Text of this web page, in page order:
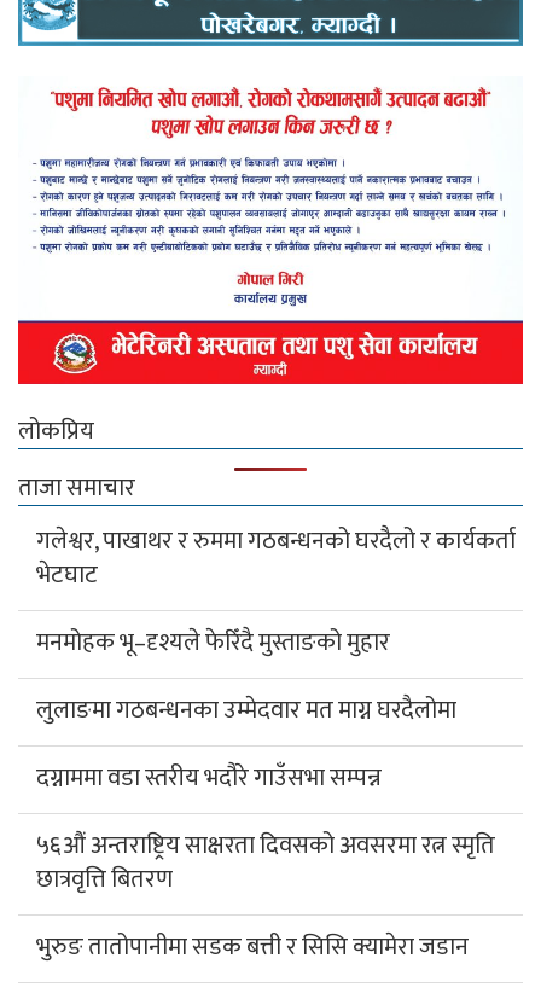
लोकप्रिय
ताजा समाचार
गलेश्वर, पाखाथर र रुममा गठबन्धनको घरदैलो र कार्यकर्ता
भेटघाट
मनमोहक भू–दृश्यले फेरिँदै मुस्ताङको मुहार
लुलाङमा गठबन्धनका उम्मेदवार मत माग्न घरदैलोमा
दग्नाममा वडा स्तरीय भदौरे गाउँसभा सम्पन्न
५६औं अन्तराष्ट्रिय साक्षरता दिवसको अवसरमा रत्न स्मृति
छात्रवृत्ति बितरण
भुरुङ तातोपानीमा सडक बत्ती र सिसि क्यामेरा जडान